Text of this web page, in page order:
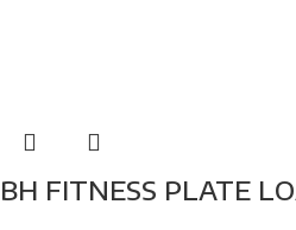
BH FITNESS PLATE